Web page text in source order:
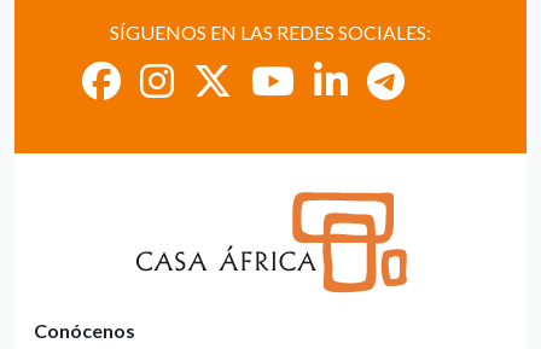
SÍGUENOS EN LAS REDES SOCIALES:
Conócenos